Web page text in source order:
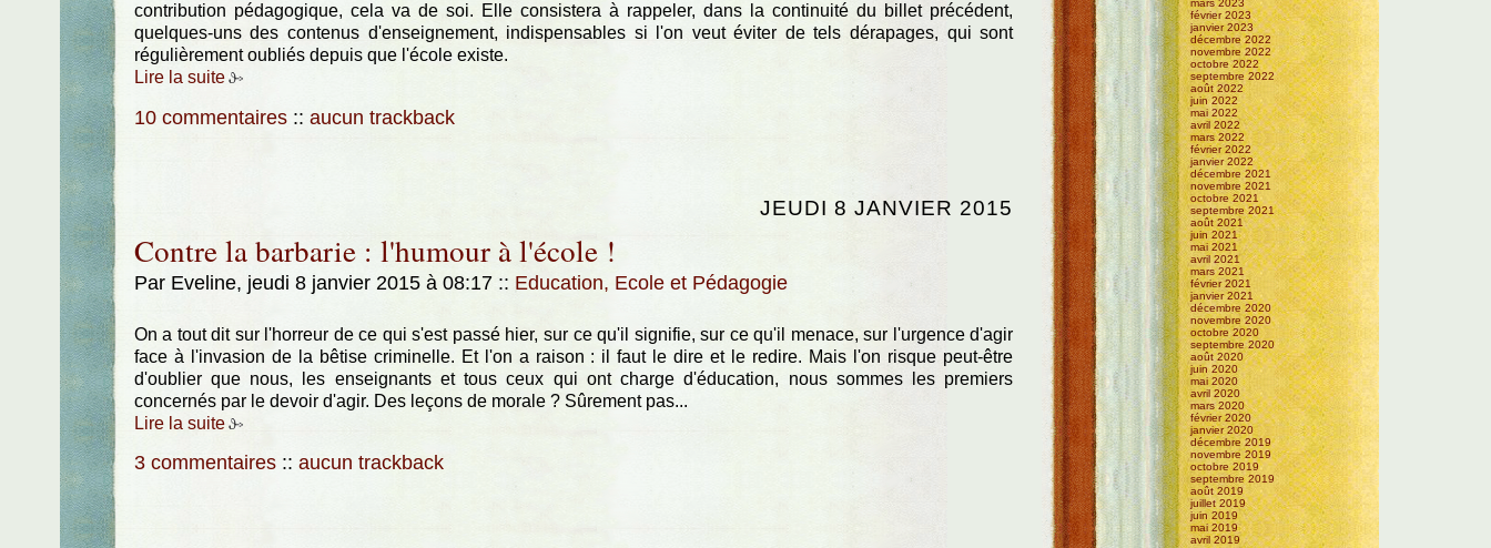
contribution pédagogique, cela va de soi. Elle consistera à rappeler, dans la continuité du billet précédent,
quelques-uns des contenus d'enseignement, indispensables si l'on veut éviter de tels dérapages, qui sont
régulièrement oubliés depuis que l'école existe.
Lire la suite
10 commentaires :: aucun trackback
JEUDI 8 JANVIER 2015
Contre la barbarie : l'humour à l'école !
Par Eveline, jeudi 8 janvier 2015 à 08:17 :: Education, Ecole et Pédagogie
On a tout dit sur l'horreur de ce qui s'est passé hier, sur ce qu'il signifie, sur ce qu'il menace, sur l'urgence d'agir
face à l'invasion de la bêtise criminelle. Et l'on a raison : il faut le dire et le redire. Mais l'on risque peut-être
d'oublier que nous, les enseignants et tous ceux qui ont charge d'éducation, nous sommes les premiers
concernés par le devoir d'agir. Des leçons de morale ? Sûrement pas...
Lire la suite
3 commentaires :: aucun trackback
mars 2023
février 2023
janvier 2023
décembre 2022
novembre 2022
octobre 2022
septembre 2022
août 2022
juin 2022
mai 2022
avril 2022
mars 2022
février 2022
janvier 2022
décembre 2021
novembre 2021
octobre 2021
septembre 2021
août 2021
juin 2021
mai 2021
avril 2021
mars 2021
février 2021
janvier 2021
décembre 2020
novembre 2020
octobre 2020
septembre 2020
août 2020
juin 2020
mai 2020
avril 2020
mars 2020
février 2020
janvier 2020
décembre 2019
novembre 2019
octobre 2019
septembre 2019
août 2019
juillet 2019
juin 2019
mai 2019
avril 2019